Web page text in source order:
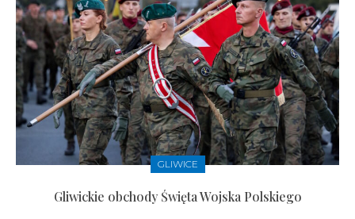
GLIWICE
Gliwickie obchody Święta Wojska Polskiego